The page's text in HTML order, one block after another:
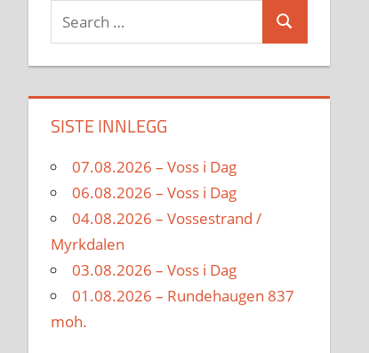
Search
for:
Search
SISTE INNLEGG
07.08.2026 – Voss i Dag
06.08.2026 – Voss i Dag
04.08.2026 – Vossestrand /
Myrkdalen
03.08.2026 – Voss i Dag
01.08.2026 – Rundehaugen 837
moh.